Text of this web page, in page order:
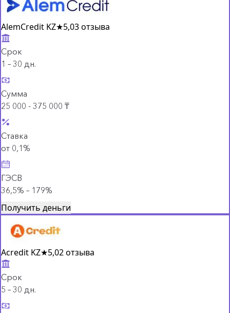
AlemCredit KZ★5,03 отзыва
Срок
1 – 30 дн.
Сумма
25 000 - 375 000 ₸
Ставка
от 0,1%
ГЭСВ
36,5% – 179%
Получить деньги
Acredit KZ★5,02 отзыва
Срок
5 – 30 дн.